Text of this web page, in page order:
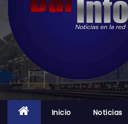
Inicio Noticias